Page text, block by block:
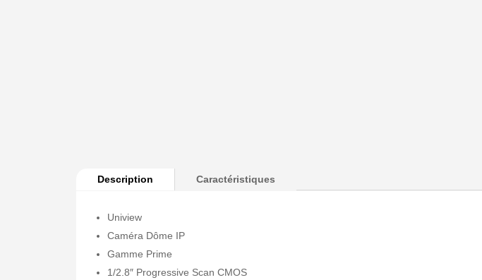
Description Caractéristiques
Uniview
Caméra Dôme IP
Gamme Prime
1/2.8″ Progressive Scan CMOS